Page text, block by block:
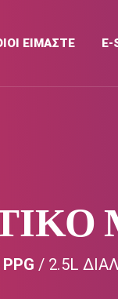
ΕΙΜΑΣΤΕ E-
PPG / 2.5L